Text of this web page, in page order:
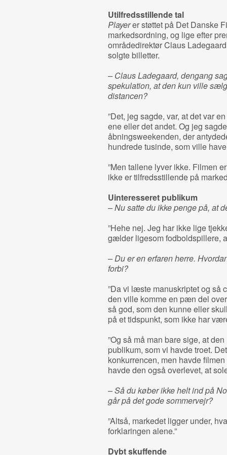
Utilfredsstillende tal
Playerer støttet på Det Danske
markedsordning, og lige efter
områdedirektør Claus
solgte billetter.
– Claus Ladegaard, dengang
spekulation, at den kun ville
distancen?
”Det, jeg sagde, var, at det var
ene eller det andet. Og jeg
åbningsweekenden, der
hundrede tusinde, som ville
”Men tallene lyver ikke. Filmen
ikke er tilfredsstillende på
Uinteresseret publikum
– Nu satte du ikke penge på, at
”Hehe nej. Jeg har ikke lige
gælder ligesom fodboldspillere,
– Du er en erfaren herre.
forbi?
”Da vi læste manuskriptet og så
den ville komme en pæn del
så god, som den kunne eller
på et tidspunkt, som ikke har
”Og så må man bare sige, at
publikum, som vi havde troet.
konkurrencen, men havde
havde den også overlevet, at
– Så du køber ikke helt ind på
går på det gode sommervejr?
”Altså, markedet ligger under,
forklaringen alene.”
Dybt skuffende